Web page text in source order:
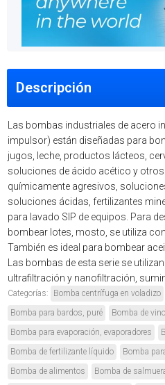
Descripción
Las bombas industriales de acero
impulsor) están diseñadas para
jugos, leche, productos lácteos,
soluciones de ácido acético y
químicamente agresivos,
soluciones ácidas, fertilizantes
para lavado SIP de equipos. Para
bombear lotes, mosto, se utiliza
También es ideal para bombear
Las bombas de esta serie se
ultrafiltración y nanofiltración,
Categorías: Bomba centrífuga en voladizo
Bomba para bardos, puré
Bomba de vino
Bomba para evaporación, evaporadores
Bomba de fertilizante líquido
Bomba
Bomba de alimentos
Bomba de